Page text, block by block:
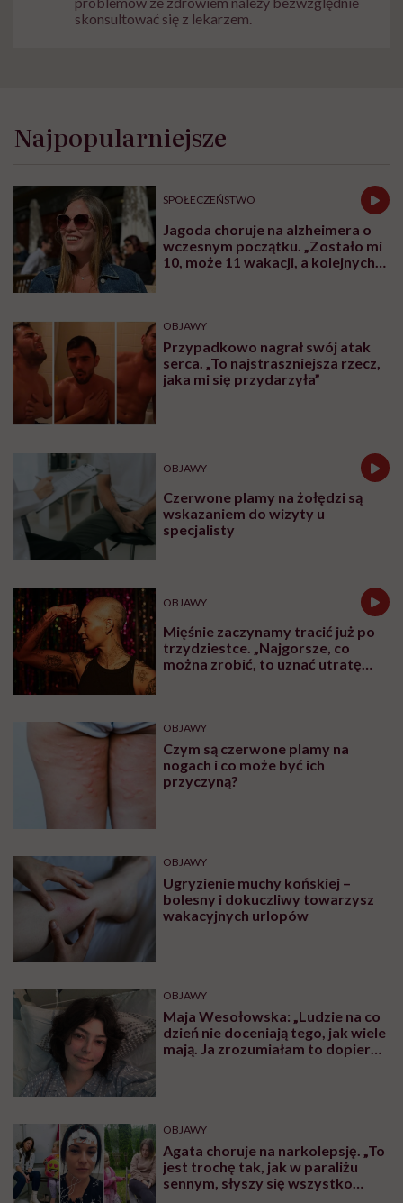
skonsultować się z lekarzem.
Najpopularniejsze
SPOŁECZEŃSTWO
Jagoda choruje na alzheimera o
wczesnym początku. „Zostało mi
10, może 11 wakacji, a kolejnych
OBJAWY
Przypadkowo nagrał swój atak
serca. „To najstraszniejsza rzecz,
jaka mi się przydarzyła”
OBJAWY
Czerwone plamy na żołędzi są
wskazaniem do wizyty u
specjalisty
OBJAWY
Mięśnie zaczynamy tracić już po
trzydziestce. „Najgorsze, co
można zrobić, to uznać utratę
OBJAWY
Czym są czerwone plamy na
nogach i co może być ich
przyczyną?
OBJAWY
Ugryzienie muchy końskiej –
bolesny i dokuczliwy towarzysz
wakacyjnych urlopów
OBJAWY
Maja Wesołowska: „Ludzie na co
dzień nie doceniają tego, jak wiele
mają. Ja zrozumiałam to dopiero,
OBJAWY
Agata choruje na narkolepsję. „To
jest trochę tak, jak w paraliżu
sennym, słyszy się wszystko